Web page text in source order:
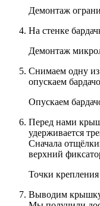
Демонтаж
На стенке
Демонтаж
Снимаем одну
опускаем
Опускаем
Перед нами
удерживается
Сначала
верхний
Точки
Выводим крышку